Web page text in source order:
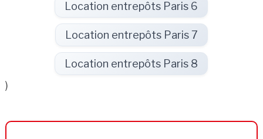
Location entrepôts Paris 6
Location entrepôts Paris 7
Location entrepôts Paris 8
)